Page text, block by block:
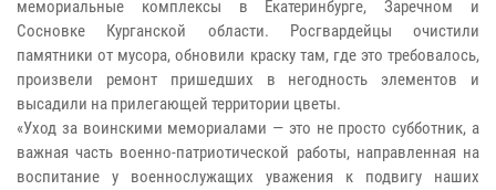
мемориальные комплексы в Екатеринбурге, Заречном и
Сосновке Курганской области. Росгвардейцы очистили
памятники от мусора, обновили краску там, где это требовалось,
произвели ремонт пришедших в негодность элементов и
высадили на прилегающей территории цветы.
«Уход за воинскими мемориалами — это не просто субботник, а
важная часть военно-патриотической работы, направленная на
воспитание у военнослужащих уважения к подвигу наших